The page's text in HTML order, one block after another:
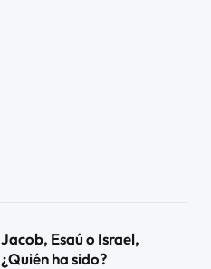
Jacob, Esaú o Israel,
¿Quién ha sido?